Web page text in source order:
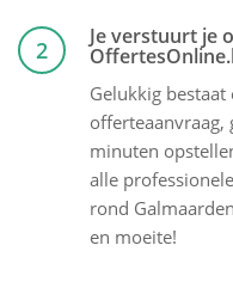
2 Je verstuurt je
Gelukkig
minuten
alle
rond
en moeite!